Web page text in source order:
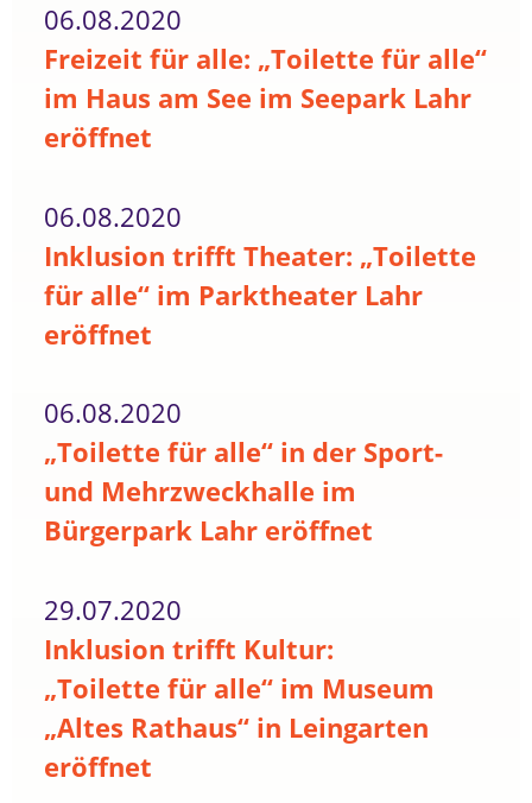
06.08.2020
Freizeit für alle: „Toilette für alle“
im Haus am See im Seepark Lahr
eröffnet
06.08.2020
Inklusion trifft Theater: „Toilette
für alle“ im Parktheater Lahr
eröffnet
06.08.2020
„Toilette für alle“ in der Sport-
und Mehrzweckhalle im
Bürgerpark Lahr eröffnet
29.07.2020
Inklusion trifft Kultur:
„Toilette für alle“ im Museum
„Altes Rathaus“ in Leingarten
eröffnet